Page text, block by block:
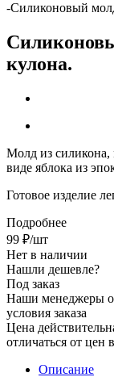
-Силиконовый
кулона.
Молд из силикона,
виде яблока из
Готовое изделие
Подробнее
99 ₽/шт
Нет в наличии
Нашли дешевле?
Под заказ
Наши менеджеры
условия заказа
Цена
отличаться от цен
Описание